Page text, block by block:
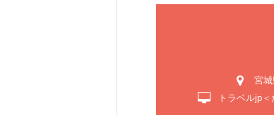
宮城
トラベルjp＜